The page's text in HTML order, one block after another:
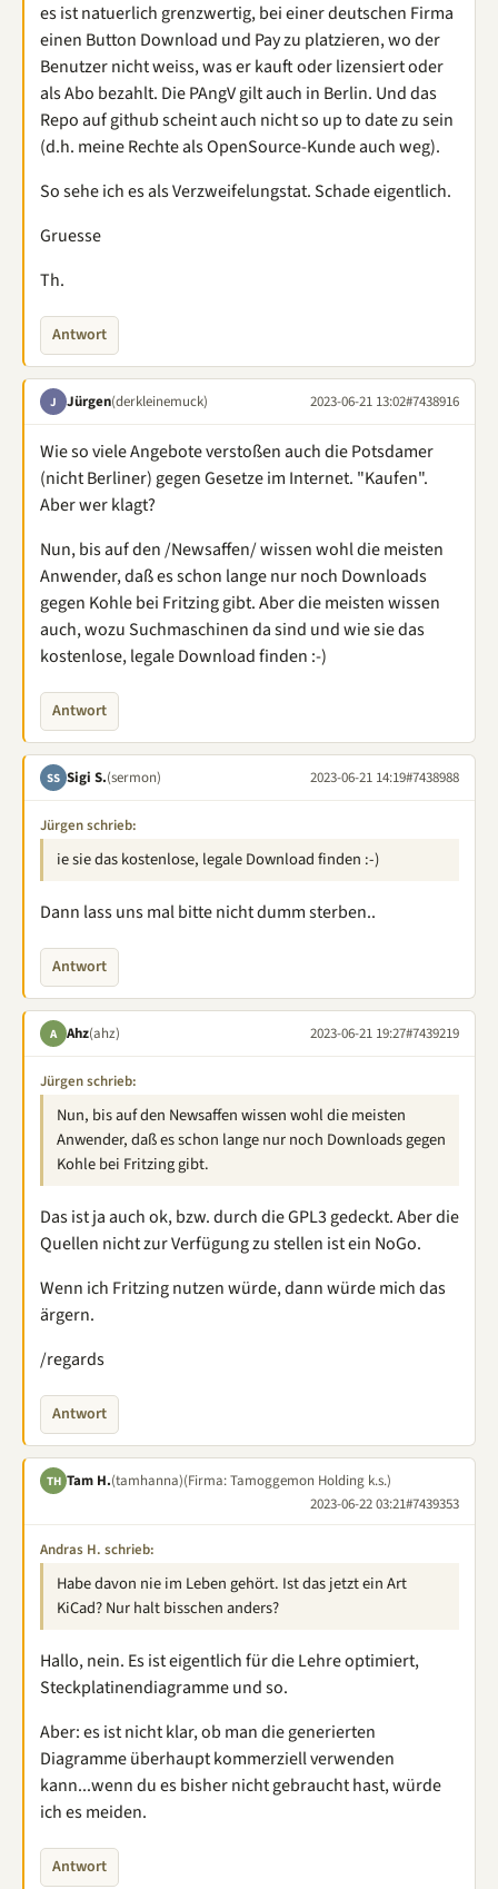
es ist natuerlich grenzwertig, bei einer deutschen Firma
einen Button Download und Pay zu platzieren, wo der
Benutzer nicht weiss, was er kauft oder lizensiert oder
als Abo bezahlt. Die PAngV gilt auch in Berlin. Und das
Repo auf github scheint auch nicht so up to date zu sein
(d.h. meine Rechte als OpenSource-Kunde auch weg).
So sehe ich es als Verzweifelungstat. Schade eigentlich.
Gruesse
Th.
Antwort
J Jürgen(derkleinemuck) 2023-06-21 13:02#7438916
Wie so viele Angebote verstoßen auch die Potsdamer
(nicht Berliner) gegen Gesetze im Internet. "Kaufen".
Aber wer klagt?
Nun, bis auf den /Newsaffen/ wissen wohl die meisten
Anwender, daß es schon lange nur noch Downloads
gegen Kohle bei Fritzing gibt. Aber die meisten wissen
auch, wozu Suchmaschinen da sind und wie sie das
kostenlose, legale Download finden :-)
Antwort
SS Sigi S.(sermon) 2023-06-21 14:19#7438988
Jürgen schrieb:
ie sie das kostenlose, legale Download finden :-)
Dann lass uns mal bitte nicht dumm sterben..
Antwort
A Ahz(ahz) 2023-06-21 19:27#7439219
Jürgen schrieb:
Nun, bis auf den Newsaffen wissen wohl die meisten
Anwender, daß es schon lange nur noch Downloads gegen
Kohle bei Fritzing gibt.
Das ist ja auch ok, bzw. durch die GPL3 gedeckt. Aber die
Quellen nicht zur Verfügung zu stellen ist ein NoGo.
Wenn ich Fritzing nutzen würde, dann würde mich das
ärgern.
/regards
Antwort
TH Tam H.(tamhanna)(Firma: Tamoggemon Holding k.s.)
2023-06-22 03:21#7439353
Andras H. schrieb:
Habe davon nie im Leben gehört. Ist das jetzt ein Art
KiCad? Nur halt bisschen anders?
Hallo, nein. Es ist eigentlich für die Lehre optimiert,
Steckplatinendiagramme und so.
Aber: es ist nicht klar, ob man die generierten
Diagramme überhaupt kommerziell verwenden
kann...wenn du es bisher nicht gebraucht hast, würde
ich es meiden.
Antwort